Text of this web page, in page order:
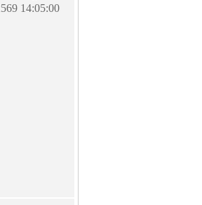
14:05:00